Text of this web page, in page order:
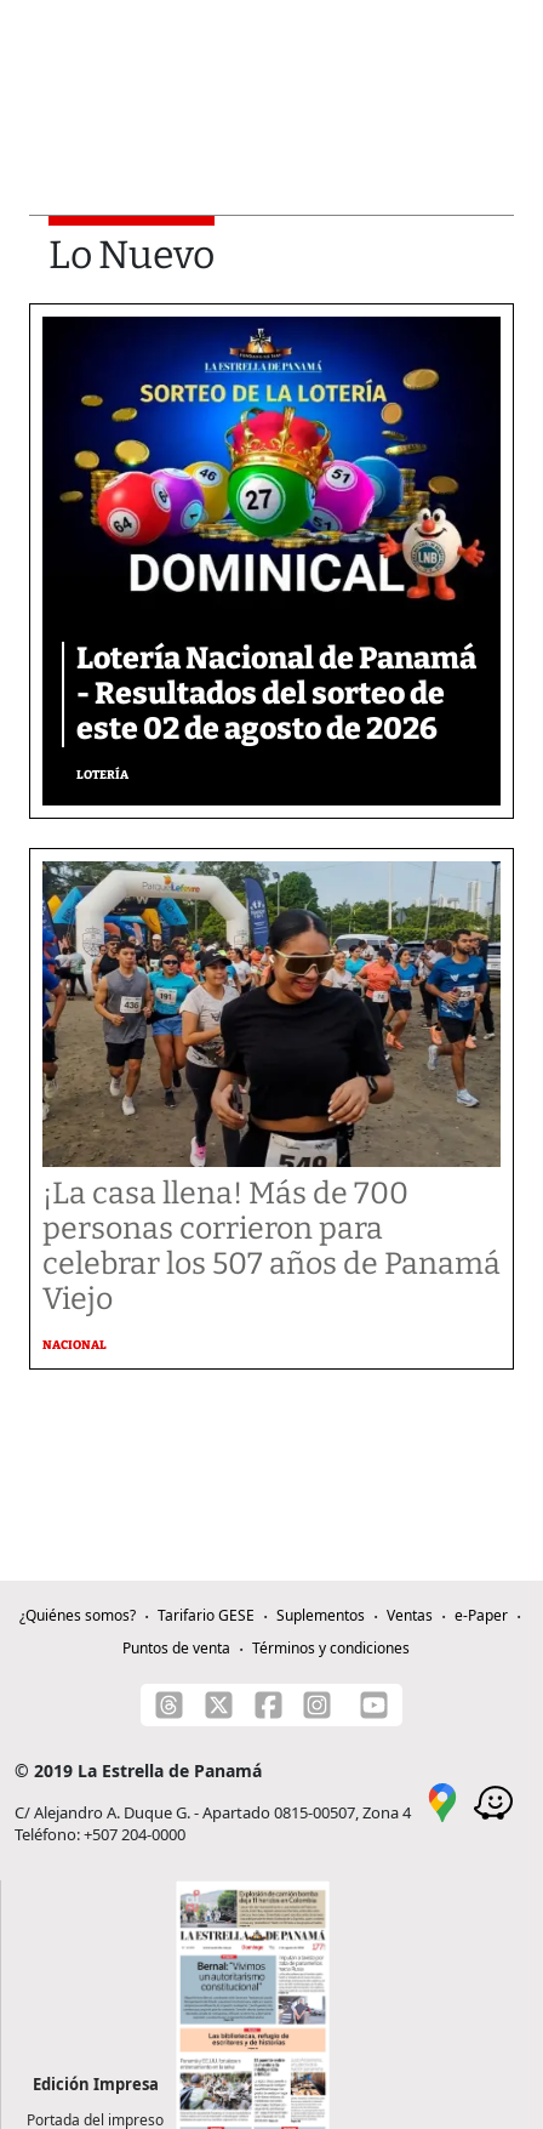
Lo Nuevo
Lotería Nacional de Panamá
- Resultados del sorteo de
este 02 de agosto de 2026
LOTERÍA
¡La casa llena! Más de 700
personas corrieron para
celebrar los 507 años de Panamá
Viejo
NACIONAL
¿Quiénes somos? Tarifario GESE Suplementos Ventas
e-Paper
Puntos de venta
Términos y condiciones
© 2019 La Estrella de Panamá
C/ Alejandro A. Duque G. - Apartado 0815-00507, Zona 4
Teléfono: +507 204-0000
Edición Impresa
Portada del impreso